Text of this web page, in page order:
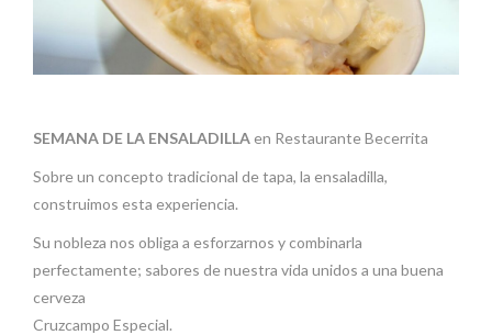
SEMANA DE LA ENSALADILLA en Restaurante Becerrita
Sobre un concepto tradicional de tapa, la ensaladilla,
construimos esta experiencia.
Su nobleza nos obliga a esforzarnos y combinarla
perfectamente; sabores de nuestra vida unidos a una buena
cerveza
Cruzcampo Especial.